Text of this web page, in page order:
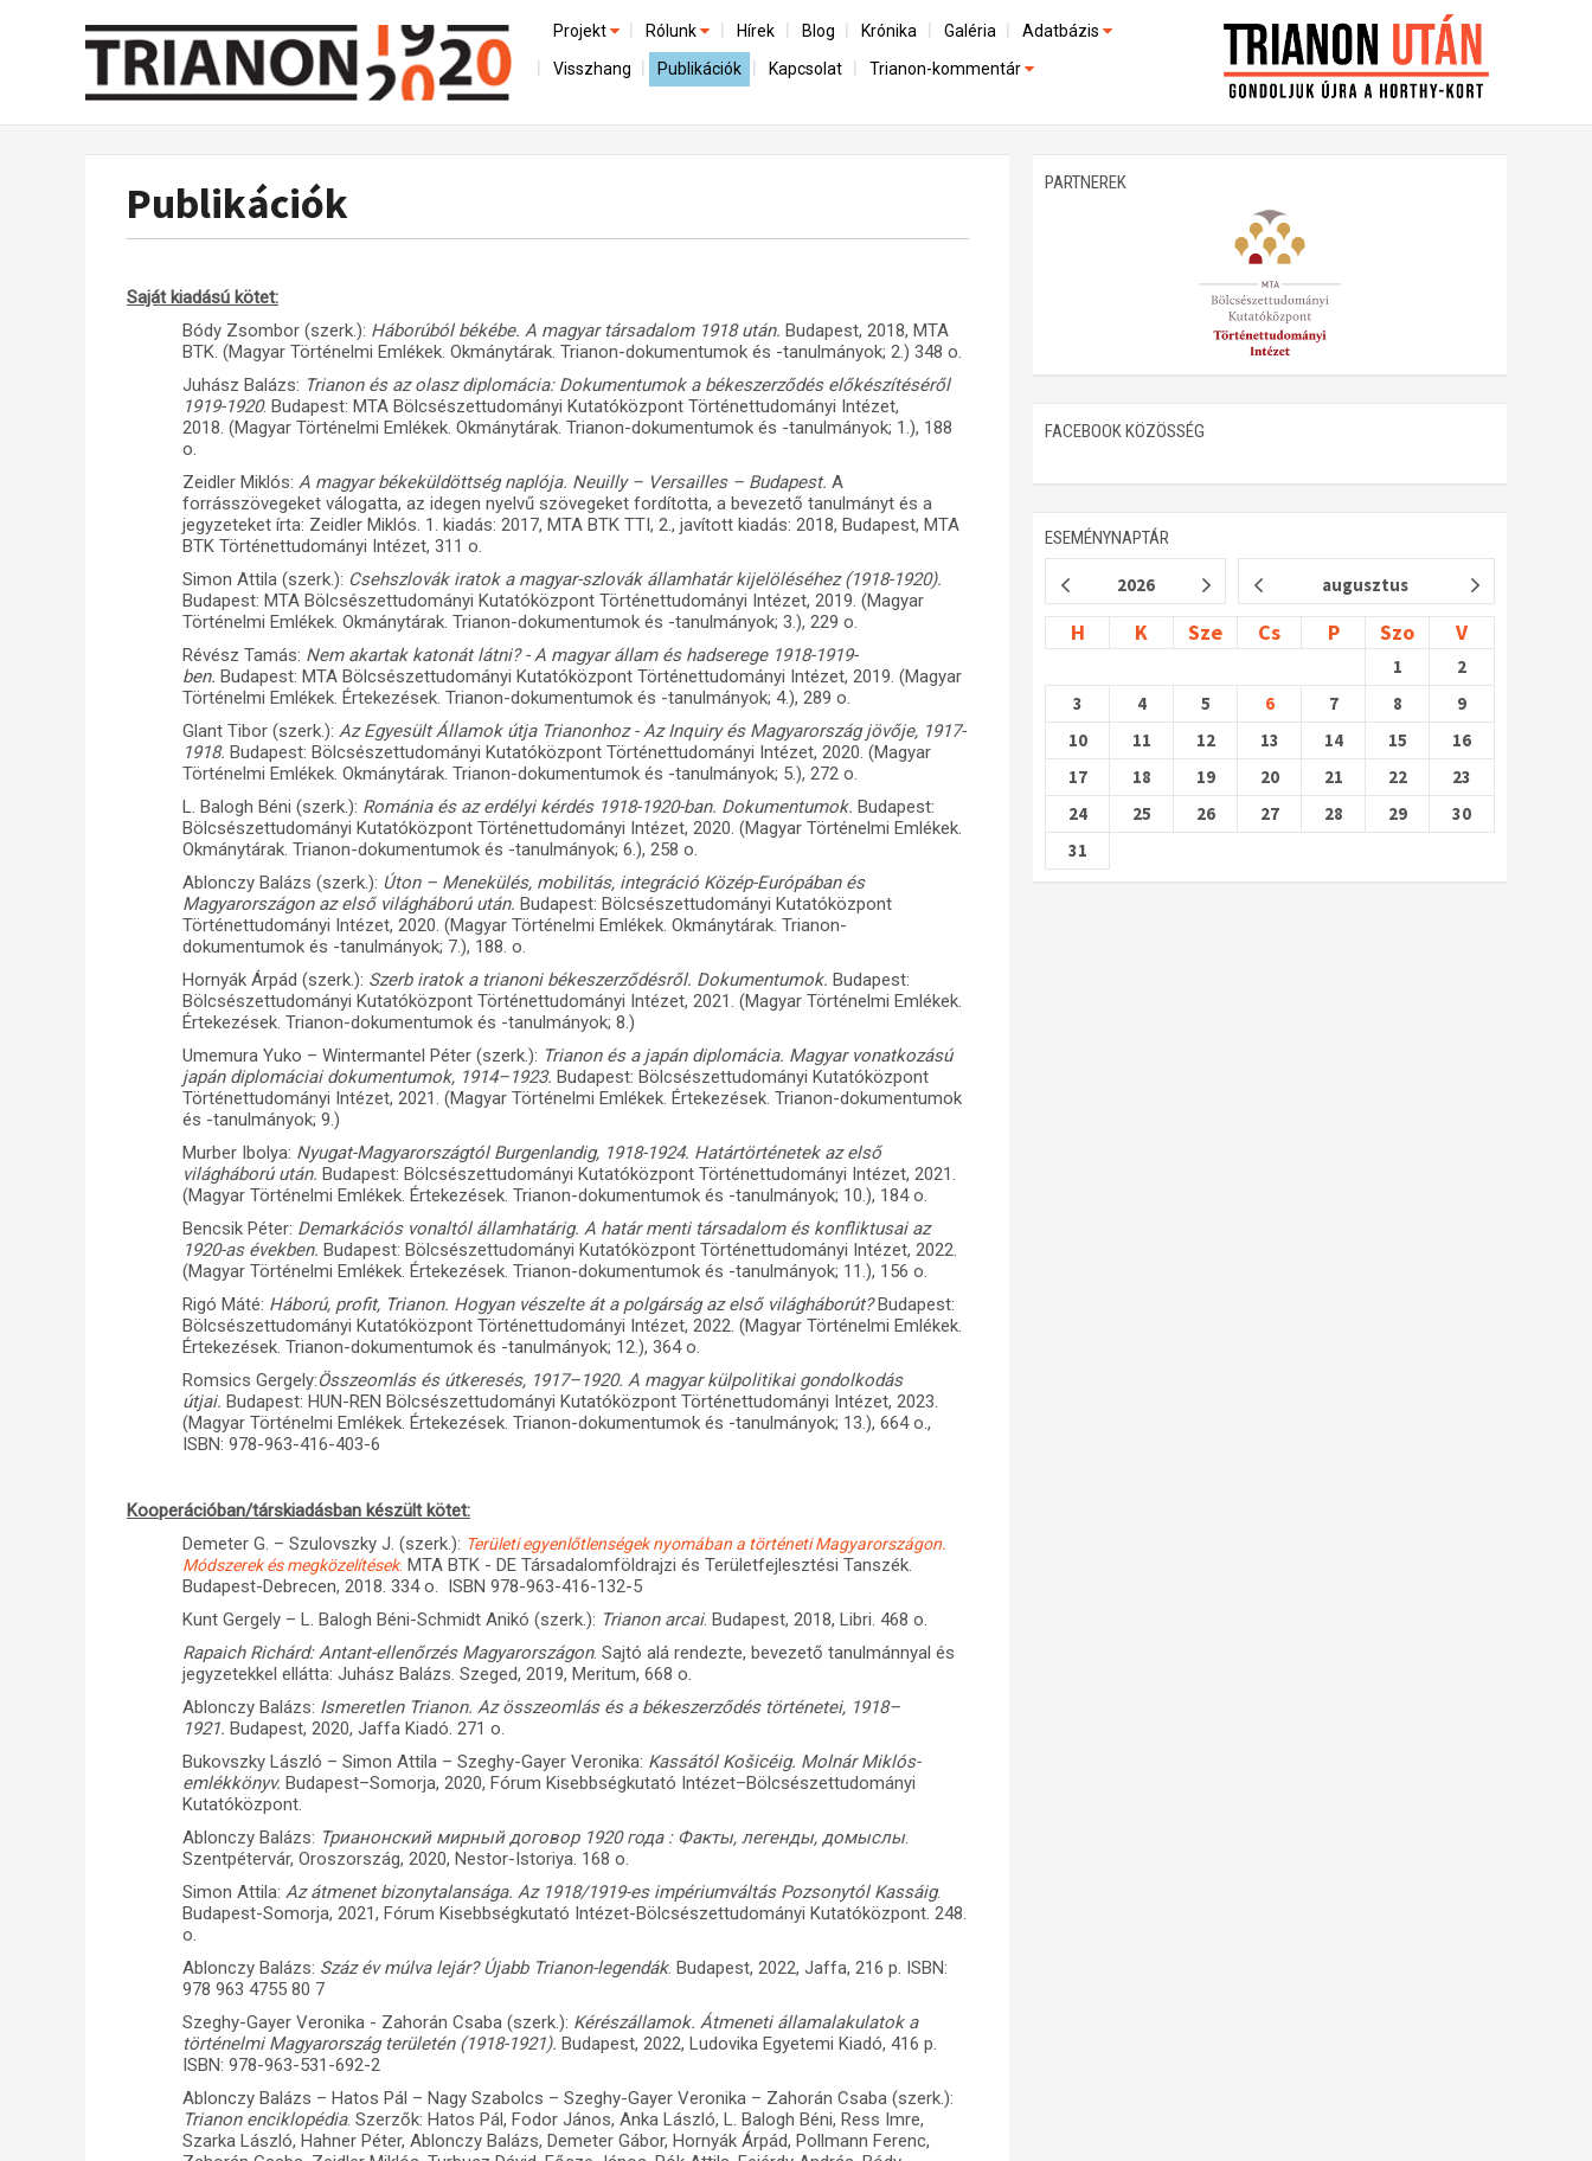
Projekt
Előzmények
Az összeomlás és a magyar társadalom
Utókor és emlékezet
Rólunk
A kutatócsoport működéséről
Hírek Blog Krónika Galéria Adatbázis
Emlékművek (feltöltés alatt)
Visszhang Publikációk Kapcsolat Trianon-kommentár
Publikációk
Saját kiadású kötet:
Bódy Zsombor (szerk.): Háborúból békébe. A magyar társadalom 1918 után.Budapest, 2018, MTA
BTK. (Magyar Történelmi Emlékek. Okmánytárak. Trianon-dokumentumok és -tanulmányok; 2.) 348 o.
Juhász Balázs: Trianon és az olasz diplomácia: Dokumentumok a békeszerződés előkészítéséről
1919-1920. Budapest: MTA Bölcsészettudományi Kutatóközpont Történettudományi Intézet,
2018. (Magyar Történelmi Emlékek. Okmánytárak. Trianon-dokumentumok és -tanulmányok; 1.), 188
o.
Zeidler Miklós:A magyar békeküldöttség naplója. Neuilly – Versailles – Budapest. A
forrásszövegeket válogatta, az idegen nyelvű szövegeket fordította, a bevezető tanulmányt és a
jegyzeteket írta: Zeidler Miklós. 1. kiadás: 2017, MTA BTK TTI, 2., javított kiadás: 2018, Budapest, MTA
BTK Történettudományi Intézet, 311 o.
Simon Attila (szerk.): Csehszlovák iratok a magyar-szlovák államhatár kijelöléséhez (1918-1920).
Budapest: MTA Bölcsészettudományi Kutatóközpont Történettudományi Intézet, 2019. (Magyar
Történelmi Emlékek. Okmánytárak. Trianon-dokumentumok és -tanulmányok; 3.), 229 o.
Révész Tamás: Nem akartak katonát látni? - A magyar állam és hadserege 1918-1919-
ben.Budapest: MTA Bölcsészettudományi Kutatóközpont Történettudományi Intézet, 2019. (Magyar
Történelmi Emlékek. Értekezések. Trianon-dokumentumok és -tanulmányok; 4.), 289 o.
Glant Tibor (szerk.):Az Egyesült Államok útja Trianonhoz - Az Inquiry és Magyarország jövője, 1917-
1918. Budapest: Bölcsészettudományi Kutatóközpont Történettudományi Intézet, 2020. (Magyar
Történelmi Emlékek. Okmánytárak. Trianon-dokumentumok és -tanulmányok; 5.), 272 o.
L. Balogh Béni (szerk.): Románia és az erdélyi kérdés 1918-1920-ban. Dokumentumok. Budapest:
Bölcsészettudományi Kutatóközpont Történettudományi Intézet, 2020. (Magyar Történelmi Emlékek.
Okmánytárak. Trianon-dokumentumok és -tanulmányok; 6.), 258 o.
Ablonczy Balázs (szerk.): Úton – Menekülés, mobilitás, integráció Közép-Európában és
Magyarországon az első világháború után. Budapest: Bölcsészettudományi Kutatóközpont
Történettudományi Intézet, 2020. (Magyar Történelmi Emlékek. Okmánytárak. Trianon-
dokumentumok és -tanulmányok; 7.), 188. o.
Hornyák Árpád (szerk.): Szerb iratok a trianoni békeszerződésről. Dokumentumok. Budapest:
Bölcsészettudományi Kutatóközpont Történettudományi Intézet, 2021. (Magyar Történelmi Emlékek.
Értekezések. Trianon-dokumentumok és -tanulmányok; 8.)
Umemura Yuko – Wintermantel Péter (szerk.): Trianon és a japán diplomácia. Magyar vonatkozású
japán diplomáciai dokumentumok, 1914–1923. Budapest: Bölcsészettudományi Kutatóközpont
Történettudományi Intézet, 2021. (Magyar Történelmi Emlékek. Értekezések. Trianon-dokumentumok
és -tanulmányok; 9.)
Murber Ibolya: Nyugat-Magyarországtól Burgenlandig, 1918-1924. Határtörténetek az első
világháború után. Budapest: Bölcsészettudományi Kutatóközpont Történettudományi Intézet, 2021.
(Magyar Történelmi Emlékek. Értekezések. Trianon-dokumentumok és -tanulmányok; 10.), 184 o.
Bencsik Péter: Demarkációs vonaltól államhatárig. A határ menti társadalom és konfliktusai az
1920-as években.Budapest: Bölcsészettudományi Kutatóközpont Történettudományi Intézet, 2022.
(Magyar Történelmi Emlékek. Értekezések. Trianon-dokumentumok és -tanulmányok; 11.), 156 o.
Rigó Máté: Háború, profit, Trianon. Hogyan vészelte át a polgárság az első világháborút?Budapest:
Bölcsészettudományi Kutatóközpont Történettudományi Intézet, 2022. (Magyar Történelmi Emlékek.
Értekezések. Trianon-dokumentumok és -tanulmányok; 12.), 364 o.
Romsics Gergely:Összeomlás és útkeresés, 1917–1920. A magyar külpolitikai gondolkodás
útjai. Budapest: HUN-REN Bölcsészettudományi Kutatóközpont Történettudományi Intézet, 2023.
(Magyar Történelmi Emlékek. Értekezések. Trianon-dokumentumok és -tanulmányok; 13.), 664 o.,
ISBN: 978-963-416-403-6
Kooperációban/társkiadásban készült kötet:
Demeter G. – Szulovszky J. (szerk.): Területi egyenlőtlenségek nyomában a történeti Magyarországon.
Módszerek és megközelítések. MTA BTK - DE Társadalomföldrajzi és Területfejlesztési Tanszék.
Budapest-Debrecen, 2018. 334 o. ISBN 978-963-416-132-5
Kunt Gergely – L. Balogh Béni-Schmidt Anikó (szerk.): Trianon arcai. Budapest, 2018, Libri. 468 o.
Rapaich Richárd: Antant-ellenőrzés Magyarországon. Sajtó alá rendezte, bevezető tanulmánnyal és
jegyzetekkel ellátta: Juhász Balázs. Szeged, 2019, Meritum, 668 o.
Ablonczy Balázs: Ismeretlen Trianon. Az összeomlás és a békeszerződés történetei, 1918–
1921.Budapest, 2020, Jaffa Kiadó. 271 o.
Bukovszky László – Simon Attila – Szeghy-Gayer Veronika: Kassától Košicéig. Molnár Miklós-
emlékkönyv. Budapest–Somorja, 2020, Fórum Kisebbségkutató Intézet–Bölcsészettudományi
Kutatóközpont.
Ablonczy Balázs: Трианонский мирный договор 1920 года : Факты, легенды, домыслы.
Szentpétervár, Oroszország, 2020, Nestor-Istoriya. 168 o.
Simon Attila:Az átmenet bizonytalansága. Az 1918/1919-es impériumváltás Pozsonytól Kassáig.
Budapest-Somorja, 2021, Fórum Kisebbségkutató Intézet-Bölcsészettudományi Kutatóközpont. 248.
o.
Ablonczy Balázs: Száz év múlva lejár? Újabb Trianon-legendák. Budapest, 2022, Jaffa, 216 p. ISBN:
978 963 4755 80 7
Szeghy-Gayer Veronika - Zahorán Csaba (szerk.): Kérészállamok. Átmeneti államalakulatok a
történelmi Magyarország területén (1918-1921).Budapest, 2022, Ludovika Egyetemi Kiadó, 416 p.
ISBN: 978-963-531-692-2
Ablonczy Balázs – Hatos Pál – Nagy Szabolcs – Szeghy-Gayer Veronika – Zahorán Csaba (szerk.):
Trianon enciklopédia. Szerzők: Hatos Pál, Fodor János, Anka László, L. Balogh Béni, Ress Imre,
Szarka László, Hahner Péter, Ablonczy Balázs, Demeter Gábor, Hornyák Árpád, Pollmann Ferenc,
PARTNEREK
FACEBOOK KÖZÖSSÉG
ESEMÉNYNAPTÁR
2026 augusztus
H K Sze Cs P Szo V
1
2
3
4 5 6 7 8
9
10
11 12 13 14 15
16
17
18 19 20 21 22
23
24
25 26 27 28 29
30
31